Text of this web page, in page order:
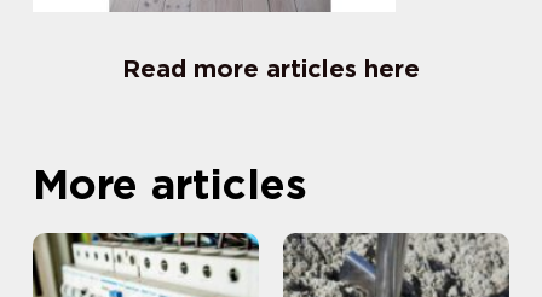
Read more articles here
More articles